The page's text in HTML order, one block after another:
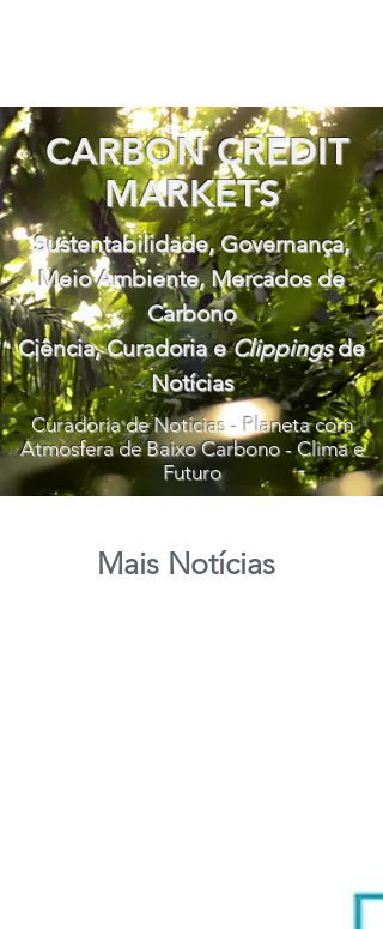
CARBON CREDIT
MARKETS
Sustentabilidade, Governança,
Meio Ambiente, Mercados de
Carbono
Ciência, Curadoria eClippingsde
Notícias
Curadoria de Notícias - Planeta com
Atmosfera de Baixo Carbono - Clima e
Futuro
Mais Notícias